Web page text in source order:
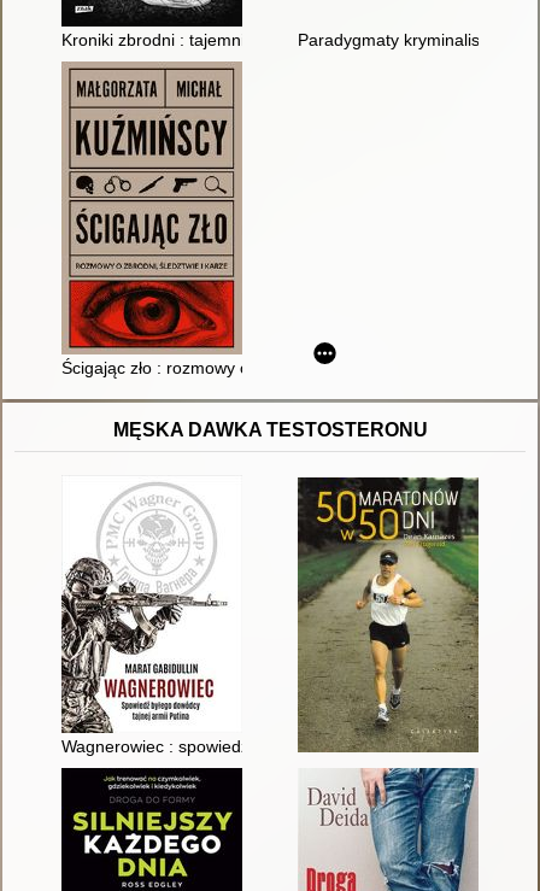
Kroniki zbrodni : tajemnicze zaginięcia, seryjni mordercy,
Paradygmaty kryminalistyki
Ścigając zło : rozmowy o zbrodni, śledztwie i karze
MĘSKA DAWKA TESTOSTERONU
Wagnerowiec : spowiedź byłego dowódcy tajnej armii Putina